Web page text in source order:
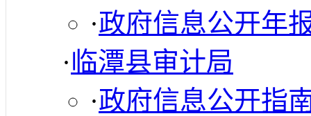
·政府信息公开年
·临潭县审计局
·政府信息公开指